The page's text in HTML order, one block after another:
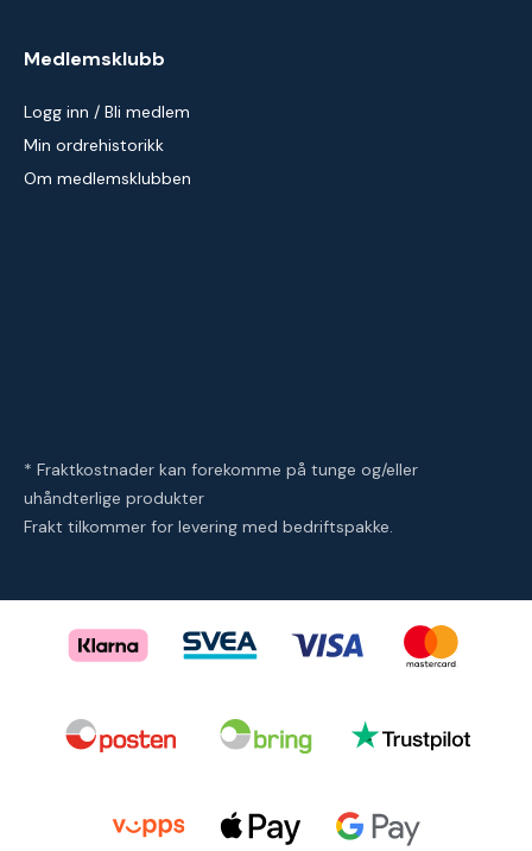
Medlemsklubb
Logg inn / Bli medlem
Min ordrehistorikk
Om medlemsklubben
* Fraktkostnader kan forekomme på tunge og/eller
uhåndterlige produkter
Frakt tilkommer for levering med bedriftspakke.